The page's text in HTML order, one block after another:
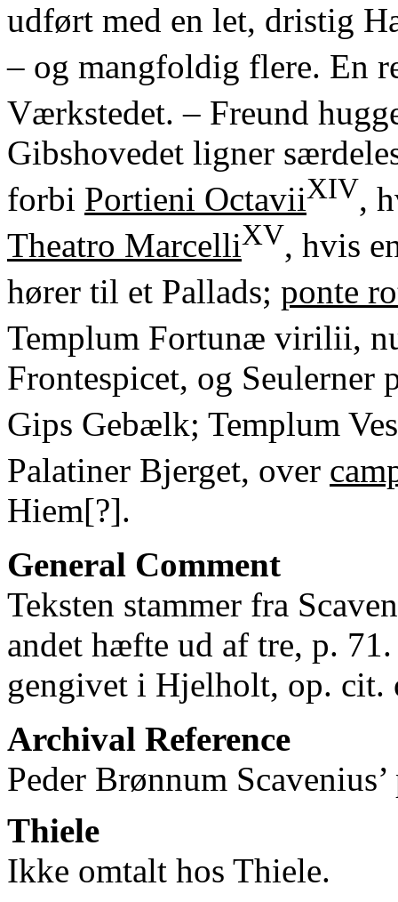
udført med en let, dristig
– og mangfoldig flere. En
Værkstedet. – Freund
Gibshovedet ligner
forbi Portieni OctaviiXIV,
Theatro MarcelliXV, hvis
hører til et Pallads; ponte
Templum Fortunæ virilii,
Frontespicet, og Seulerner
Gips Gebælk; Templum
Palatiner Bjerget, over
Hiem[?].
General Comment
Teksten stammer fra
andet hæfte ud af tre, p.
gengivet i Hjelholt, op. cit.
Archival Reference
Peder Brønnum
Thiele
Ikke omtalt hos Thiele.